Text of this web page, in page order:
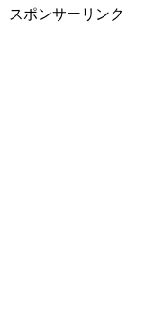
スポンサーリンク